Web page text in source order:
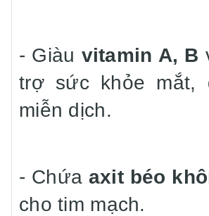
- Giàu vitamin A, B
trợ sức khỏe mắt,
miễn dịch.
- Chứa axit béo
cho tim mạch.